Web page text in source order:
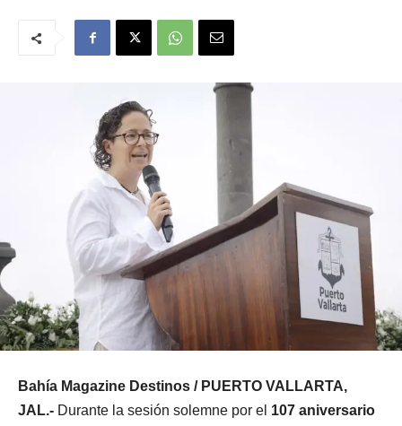
Bahía Magazine Destinos / PUERTO VALLARTA,
JAL.- Durante la sesión solemne por el 107 aniversario